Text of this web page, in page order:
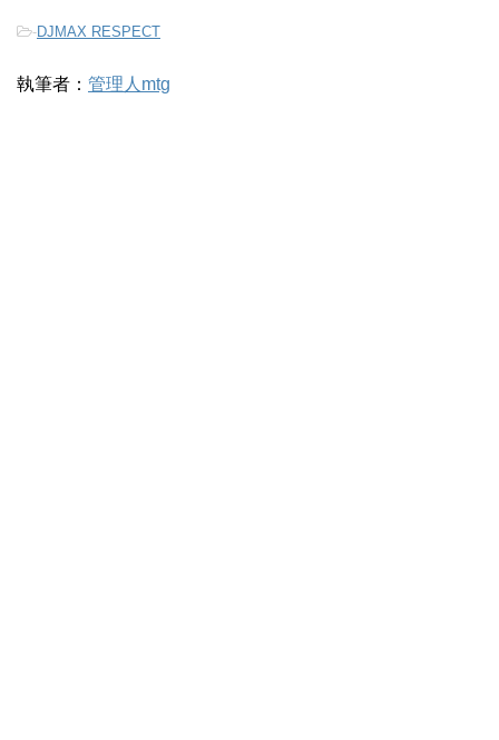
-DJMAX RESPECT
執筆者： 管理人mtg